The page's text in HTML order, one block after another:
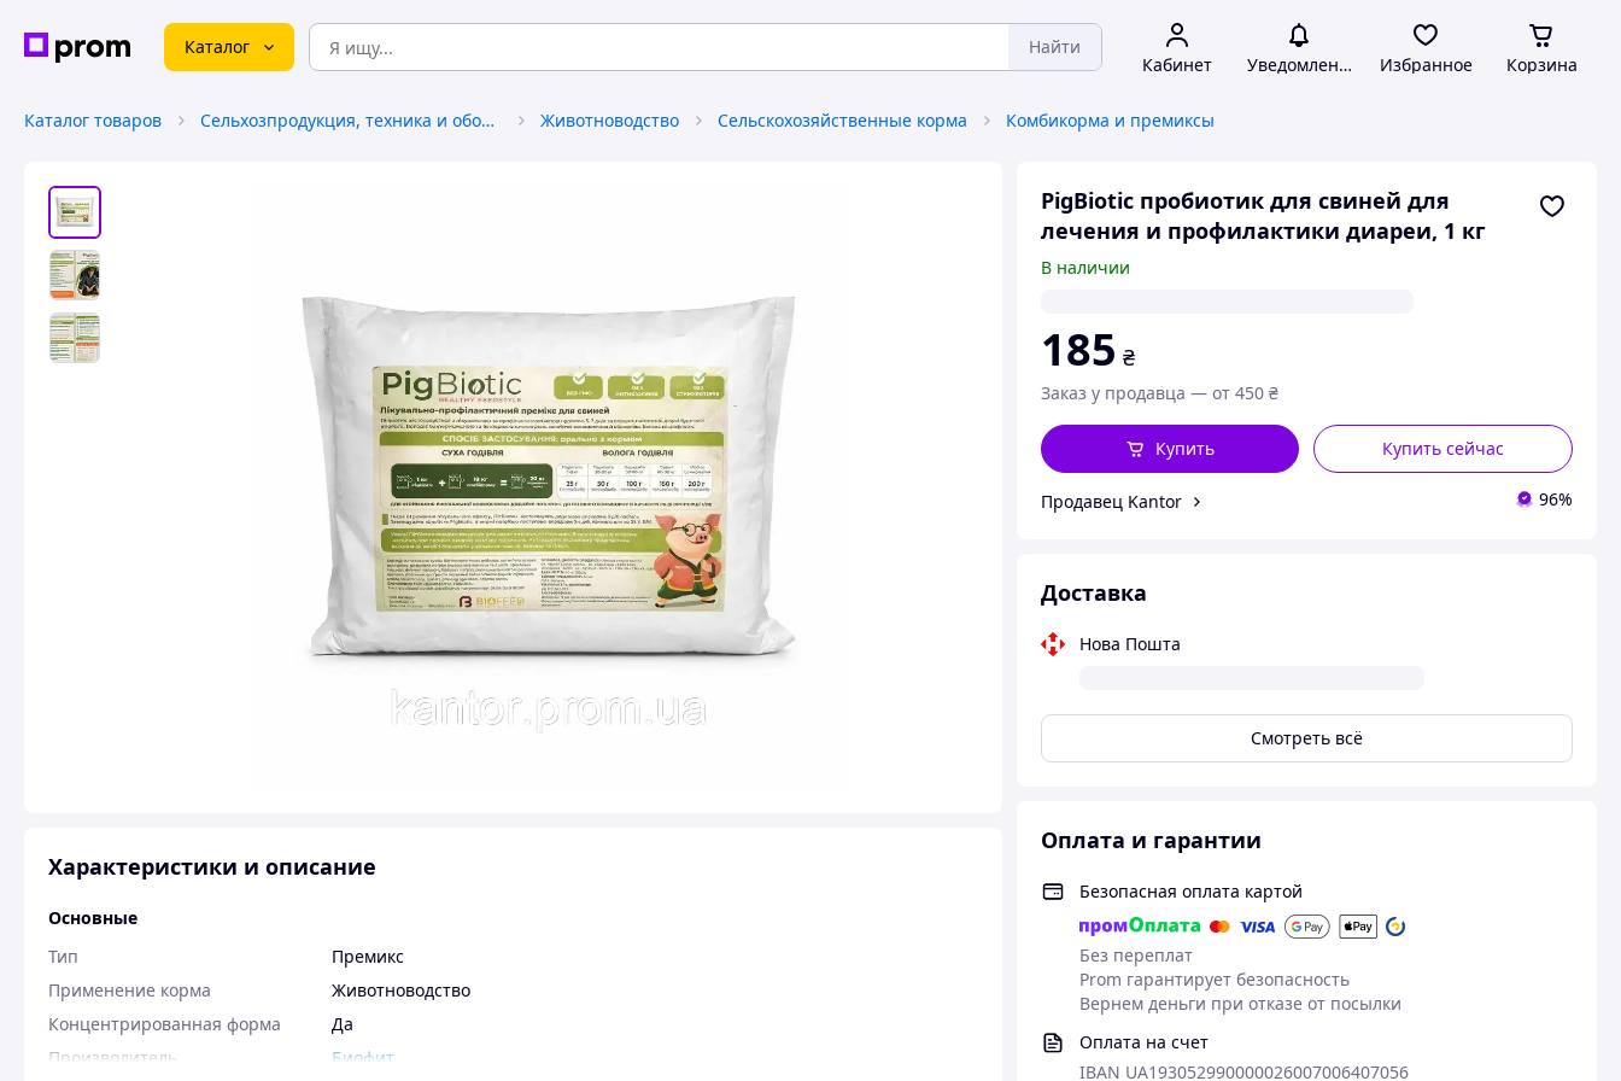
Каталог Найти
Кабинет Уведомления Избранное Корзина
Каталог товаров Сельхозпродукция, техника и оборудование Животноводство Сельскохозяйственные корма Комбикорма и премиксы
PigBiotic пробиотик для свиней для
лечения и профилактики диареи, 1 кг
В наличии
185 ₴
Заказ у продавца — от 450 ₴
Купить сейчас
Купить
Продавец Kantor 96%
Доставка
Нова Пошта
Смотреть всё
Оплата и гарантии
Безопасная оплата картой
Без переплат
Prom гарантирует безопасность
Вернем деньги при отказе от посылки
Оплата на счет
IBAN UA193052990000026007006407056
Характеристики и описание
Основные
Тип
Премикс
Применение корма
Животноводство
Концентрированная форма
Да
Производитель
Биофит